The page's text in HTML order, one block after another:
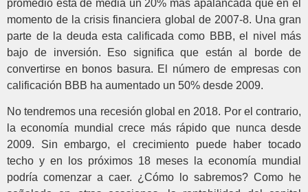
promedio está de media un 20% más apalancada que en el
momento de la crisis financiera global de 2007-8. Una gran
parte de la deuda esta calificada como BBB, el nivel más
bajo de inversión. Eso significa que están al borde de
convertirse en bonos basura. El número de empresas con
calificación BBB ha aumentado un 50% desde 2009.
No tendremos una recesión global en 2018. Por el contrario,
la economía mundial crece más rápido que nunca desde
2009. Sin embargo, el crecimiento puede haber tocado
techo y en los próximos 18 meses la economía mundial
podría comenzar a caer. ¿Cómo lo sabremos? Como he